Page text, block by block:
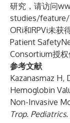
研究，请访问
studies/feature/
ORi和RPVi未获
Patient
Consortium授权
参考文献
Kazanasmaz H,
Hemoglobin
Non-Invasive
Trop. Pediatrics.